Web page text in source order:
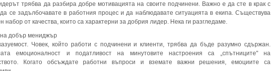
трябва да разбира добре мотивацията на своите подчинени. Важно е да сте в крак с
се задълбочавате в работния процес и да наблюдавате ситуацията в екипа. Съществува
набор от качества, които са характерни за добрия лидер. Нека ги разгледаме.
на добър мениджър
Човек, който работи с подчинени и клиенти, трябва да бъде разумно сдържан.
емоционалност и податливост на минутовите настроения са „спътниците" на
Когато обсъждате работни въпроси и вземате важни решения, емоциите са